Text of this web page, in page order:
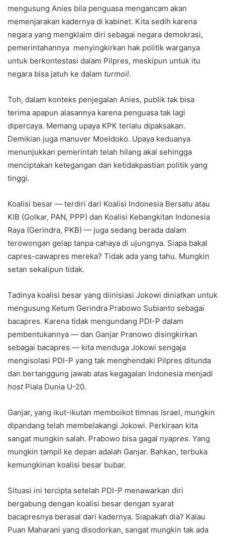
mengusung Anies bila penguasa mengancam akan
memenjarakan kadernya di kabinet. Kita sedih karena
negara yang mengklaim diri sebagai negara demokrasi,
pemerintahannya menyingkirkan hak politik warganya
untuk berkontestasi dalam Pilpres, meskipun untuk itu
negara bisa jatuh ke dalam turmoil.
Toh, dalam konteks penjegalan Anies, publik tak bisa
terima apapun alasannya karena penguasa tak lagi
dipercaya. Memang upaya KPK terlalu dipaksakan.
Demikian juga manuver Moeldoko. Upaya keduanya
menunjukkan pemerintah telah hilang akal sehingga
menciptakan ketegangan dan ketidakpastian politik yang
tinggi.
Koalisi besar — terdiri dari Koalisi Indonesia Bersatu atau
KIB (Golkar, PAN, PPP) dan Koalisi Kebangkitan Indonesia
Raya (Gerindra, PKB) — juga sedang berada dalam
terowongan gelap tanpa cahaya di ujungnya. Siapa bakal
capres-cawapres mereka? Tidak ada yang tahu. Mungkin
setan sekalipun tidak.
Tadinya koalisi besar yang diinisiasi Jokowi diniatkan untuk
mengusung Ketum Gerindra Prabowo Subianto sebagai
bacapres. Karena tidak mengundang PDI-P dalam
pembentukannya — dan Ganjar Pranowo disingkirkan
sebagai bacapres — kita menduga Jokowi sengaja
mengisolasi PDI-P yang tak menghendaki Pilpres ditunda
dan bertanggung jawab atas kegagalan Indonesia menjadi
hostPiala Dunia U-20.
Ganjar, yang ikut-ikutan memboikot timnas Israel, mungkin
dipandang telah membelakangi Jokowi. Perkiraan kita
sangat mungkin salah. Prabowo bisa gagal nyapres. Yang
mungkin tampil ke depan adalah Ganjar. Bahkan, terbuka
kemungkinan koalisi besar bubar.
Situasi ini tercipta setelah PDI-P menawarkan diri
bergabung dengan koalisi besar dengan syarat
bacapresnya berasal dari kadernya. Siapakah dia? Kalau
Puan Maharani yang disodorkan, sangat mungkin tak ada